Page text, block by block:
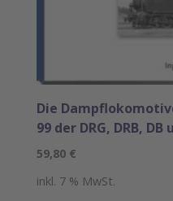
Die
99 der DRG, DRB, DB
59,80 €
inkl. 7 % MwSt.